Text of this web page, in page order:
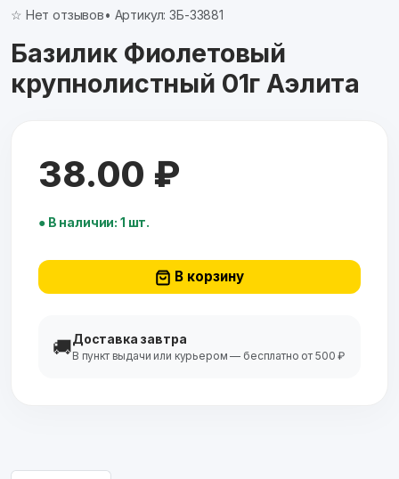
☆ Нет отзывов• Артикул: ЗБ-33881
Базилик Фиолетовый
крупнолистный 01г Аэлита
38.00 ₽
● В наличии: 1 шт.
В корзину
🚚Доставка завтра
В пункт выдачи или курьером — бесплатно от 500 ₽